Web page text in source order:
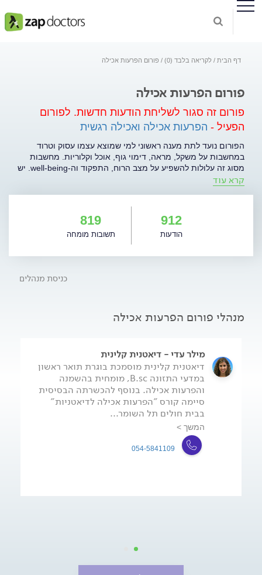
דף הבית לקריאה בלבד (0) פורום הפרעות אכילה
פורום הפרעות אכילה
פורום זה סגור לשליחת הודעות חדשות. לפורום
הפעיל - הפרעות אכילה ואכילה רגשית
הפורום נועד לתת מענה ראשוני למי שמוצא עצמו עסוק וטרוד
במחשבות על משקל, מראה, דימוי גוף, אוכל וקלוריות. מחשבות
מסוג זה עלולות להשפיע על מצב הרוח, התפקוד וה-well-being. יש
מצבים בהם אנו מאבדים את השליטה על מחשבות מסוג זה, והן
הכוונה ותמיכה ראשונית במצוקה, ומכאן להקל עליה. ראוי להדגיש
כי הפורום אינו מהווה תחליף להתייעצות עם איש מקצוע ואינו
מספק אבחון או טיפול. קרן בלומנטל-יניר, מטפלת באמנות, ועדי
מילר - דיאטנית קלינית.
קרא עוד
912
הודעות
819
תשובות מומחה
כניסת מנהלים
מנהלי פורום הפרעות אכילה
מילר עדי - דיאטנית קלינית
דיאטנית קלינית מוסמכת בוגרת תואר ראשון
במדעי התזונה B.sc, מומחית בהשמנה
והפרעות אכילה. בנוסף להכשרתה הבסיסית
סיימה קורס "הפרעות אכילה לדיאטניות"
בבית חולים תל השומר...
המשך >
054-5841109